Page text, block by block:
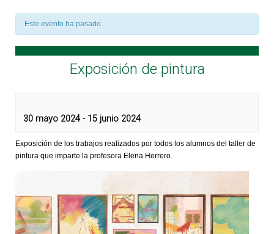
Este evento ha pasado.
Exposición de pintura
30 mayo 2024- 15 junio 2024
Exposición de los trabajos realizados por todos los alumnos del taller de
pintura que imparte la profesora Elena Herrero.